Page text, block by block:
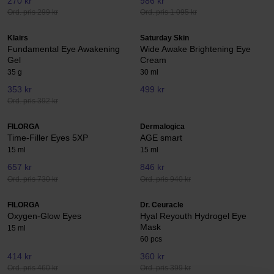
Ord. pris 299 kr Ord. pris 1 095 kr
Klairs
Fundamental Eye Awakening
Gel
35 g
353 kr
Ord. pris 392 kr
Saturday Skin
Wide Awake Brightening Eye
Cream
30 ml
499 kr
FILORGA
Time-Filler Eyes 5XP
15 ml
657 kr
Ord. pris 730 kr
Dermalogica
AGE smart
15 ml
846 kr
Ord. pris 940 kr
FILORGA
Oxygen-Glow Eyes
15 ml
414 kr
Ord. pris 460 kr
Dr. Ceuracle
Hyal Reyouth Hydrogel Eye
Mask
60 pcs
360 kr
Ord. pris 399 kr